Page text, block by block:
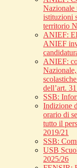
Nazionale
istituzioni
territorio
ANIEF:
ANIEF
ANIEF:
dell’art.
SSB:
Indizione
orario di
tutto il
2019/21
SSB:
USB
2025/26